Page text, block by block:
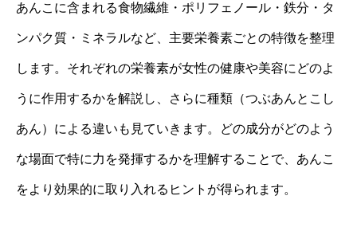
あんこに含まれる食物繊維・ポリフェノール・鉄分・タ
ンパク質・ミネラルなど、主要栄養素ごとの特徴を整理
します。それぞれの栄養素が女性の健康や美容にどのよ
うに作用するかを解説し、さらに種類（つぶあんとこし
あん）による違いも見ていきます。どの成分がどのよう
な場面で特に力を発揮するかを理解することで、あんこ
をより効果的に取り入れるヒントが得られます。